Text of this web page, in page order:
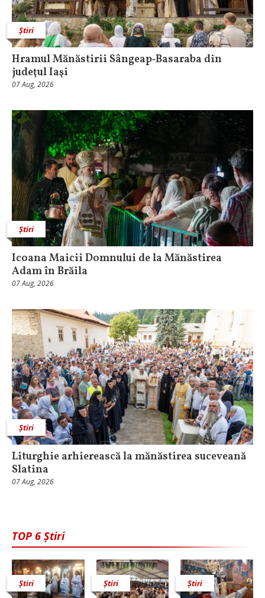
Știri
Hramul Mănăstirii Sângeap‑Basaraba din
judeţul Iaşi
07 Aug, 2026
Știri
Icoana Maicii Domnului de la Mănăstirea
Adam în Brăila
07 Aug, 2026
Știri
Liturghie arhierească la mănăstirea suceveană
Slatina
07 Aug, 2026
TOP 6 Știri
Știri Știri Știri